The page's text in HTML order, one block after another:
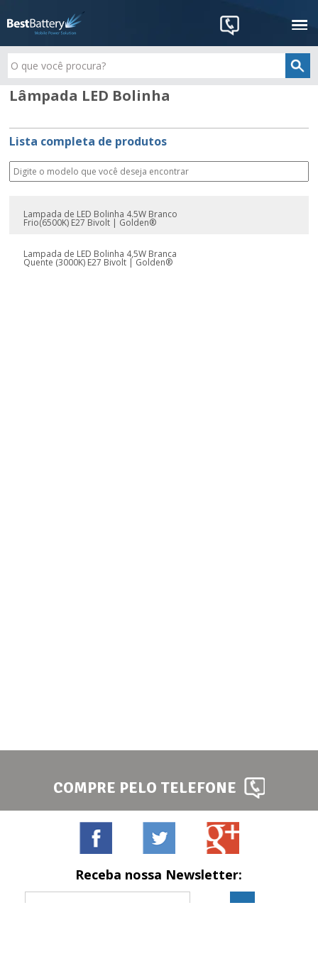
Lâmpada LED Bolinha
Lista completa de produtos
Lampada de LED Bolinha 4.5W Branco
Frio(6500K) E27 Bivolt | Golden®
Lampada de LED Bolinha 4,5W Branca
Quente (3000K) E27 Bivolt | Golden®
COMPRE PELO TELEFONE
Receba nossa Newsletter: